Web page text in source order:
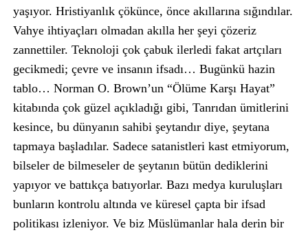
yaşıyor. Hristiyanlık çökünce, önce akıllarına sığındılar.
Vahye ihtiyaçları olmadan akılla her şeyi çözeriz
zannettiler. Teknoloji çok çabuk ilerledi fakat artçıları
gecikmedi; çevre ve insanın ifsadı… Bugünkü hazin
tablo… Norman O. Brown’un “Ölüme Karşı Hayat”
kitabında çok güzel açıkladığı gibi, Tanrıdan ümitlerini
kesince, bu dünyanın sahibi şeytandır diye, şeytana
tapmaya başladılar. Sadece satanistleri kast etmiyorum,
bilseler de bilmeseler de şeytanın bütün dediklerini
yapıyor ve battıkça batıyorlar. Bazı medya kuruluşları
bunların kontrolu altında ve küresel çapta bir ifsad
politikası izleniyor. Ve biz Müslümanlar hala derin bir